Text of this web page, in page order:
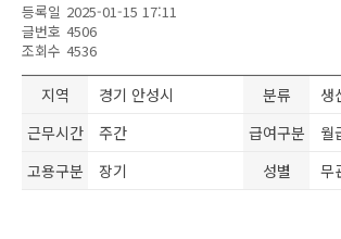
등록일 2025-01-15 17:11
글번호 4506
조회수 4536
지역 경기 안성시 분류
생
근무시간
주간 급여구분
월
고용구분
장기 성별 무